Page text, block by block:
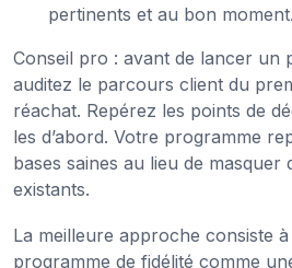
pertinents et au bon moment.
Conseil pro : avant de lancer un
auditez le parcours client du
réachat. Repérez les points de
les d’abord. Votre programme
bases saines au lieu de masquer
existants.
La meilleure approche consiste
programme de fidélité comme